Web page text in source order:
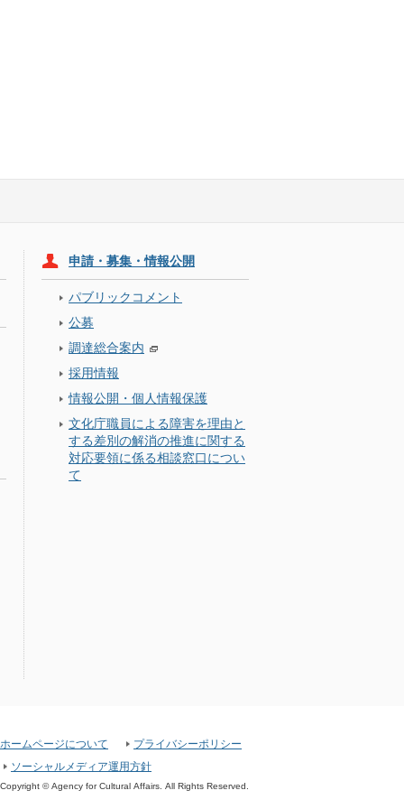
申請・募集・情報公開
パブリックコメント
公募
調達総合案内
採用情報
情報公開・個人情報保護
文化庁職員による障害を理由と
する差別の解消の推進に関する
対応要領に係る相談窓口につい
て
ームページについて
プライバシーポリシー
ソーシャルメディア運用方針
Copyright © Agency for Cultural Affairs. All Rights Reserved.